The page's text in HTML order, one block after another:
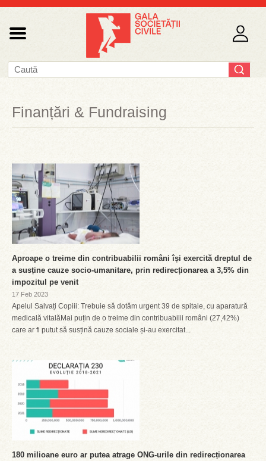
Finanțări & Fundraising
Aproape o treime din contribuabilii români își exercită dreptul de
a susține cauze socio-umanitare, prin redirecționarea a 3,5% din
impozitul pe venit
17 Feb 2023
Apelul Salvați Copiii: Trebuie să dotăm urgent 39 de spitale, cu aparatură
medicală vitalăMai puțin de o treime din contribuabilii români (27,42%)
care ar fi putut să susțină cauze sociale și-au exercitat...
180 milioane euro ar putea atrage ONG-urile din redirecționarea